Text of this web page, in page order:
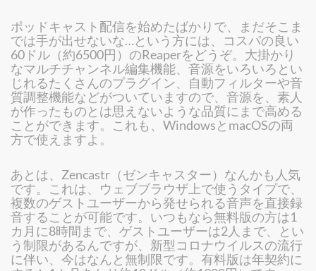
ポッドキャスト配信を始めたばかりで、まだそこま
では手が出せないな…という方には、コスパの良い
60ドル（約6500円）のReaperをどうぞ。大掛かり
なマルチチャンネル編集機能、音源をいろいろとい
じれるたくさんのプラグイン、自動フィルターや音
質調整機能などがついていますので、音源を、素人
が作ったものとは思えないような品質にまで高める
ことができます。これも、WindowsとmacOSの両
方で使えますよ。
あとは、Zencastr（ゼンキャスター）なんかも人気
です。これは、ウェブブラウザ上で使うタイプで、
複数のゲストユーザーから発せられる音声を直接録
音することが可能です。いつもなら無料版の方は1
カ月に8時間まで、ゲストユーザーは2人まで、とい
う制限があるんですが、新型コロナウイルスの流行
に伴い、今はなんと無制限です。有料版は年契約に